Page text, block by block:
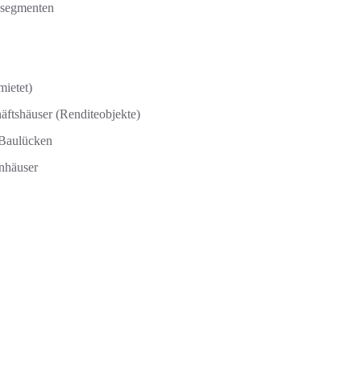
(Renditeobjekte)